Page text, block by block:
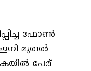
ഫോൺ
ഇനി മുതൽ
പേര്